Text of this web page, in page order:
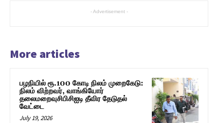
- Advertisement -
More articles
பழநியில் ரூ.100 கோடி நிலம் முறைகேடு:
நிலம் விற்றவர், வாங்கியோர்
தலைமறைவுசிபிசிஐடி தீவிர தேடுதல்
வேட்டை
July 19, 2026